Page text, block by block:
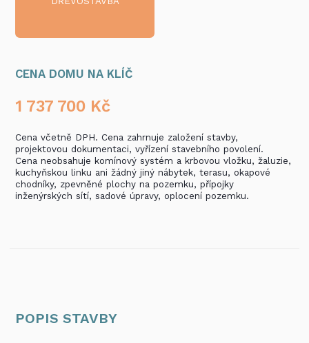
CENA DOMU NA KLÍČ
1 737 700 Kč
Cena včetně DPH. Cena zahrnuje založení stavby,
projektovou dokumentaci, vyřízení stavebního povolení.
Cena neobsahuje komínový systém a krbovou vložku, žaluzie,
kuchyňskou linku ani žádný jiný nábytek, terasu, okapové
chodníky, zpevněné plochy na pozemku, přípojky
inženýrských sítí, sadové úpravy, oplocení pozemku.
POPIS STAVBY